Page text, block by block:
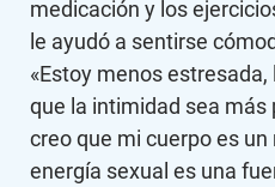
medicación y los
le ayudó a sentirse
«Estoy menos estresada,
que la intimidad sea más
creo que mi cuerpo es
energía sexual es una